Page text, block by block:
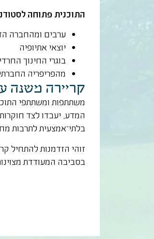
התוכנית פתוחה
ערבים ומהחברה
יוצאי אתיופיה
בוגרי החינוך החרדי
מהפריפריה
קריירה משנה
משתתפות ומשתתפי
המדע, יעבדו לצד
בלתי־אמצעית לתרבות
זוהי הזדמנות להתחיל
בסביבה המעודדת